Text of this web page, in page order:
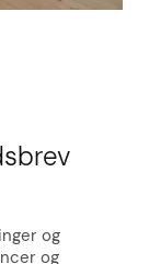
og
og